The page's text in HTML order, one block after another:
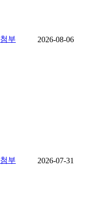
첨부 2026-08-06
첨부 2026-07-31